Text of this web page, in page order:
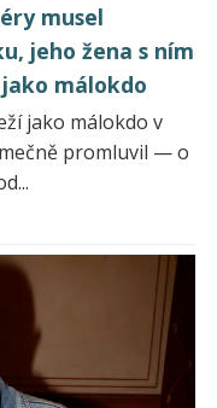
musel
jeho žena s ním
málokdo
jako málokdo v
promluvil — o